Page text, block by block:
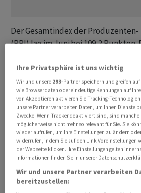
Der Gesamtindex der
(PPI) lag im Juni bei 109,2 Punkten.
Vorjahres sank er derweil um 0,6
Die Produzentenpreise alleine
Monatsvergleich ebenfalls
stiegen sie hingegen um 1,7
Anstieg des Importpreisindex um
gegenüber Mai 2023 sorgten vor
auch Autos wurden teurer. Billiger
Metalle, Nahrungsmittel, Computer
Gegenüber dem Vorjahr sanken die
Ihre Privatsphäre ist uns wichtig
Wir und unsere 293-Partner speichern und greifen
wie Browserdaten oder eindeutige Kennungen auf
von Akzeptieren aktivieren Sie Tracking-
unsere Partner verarbeiten Daten, um Ihnen Dienste
Zwecke. Wenn Tracker deaktiviert sind, sind manche
möglicherweise nicht mehr so relevant für Sie. Sie
wieder aufrufen, um Ihre Einstellungen zu ändern
widerrufen, indem Sie auf den Link Voreinstellungen
der Webseite klicken. Ihre Einstellungen gelten
Informationen finden Sie in unserer
Wir und unsere Partner verarbeiten
bereitzustellen: